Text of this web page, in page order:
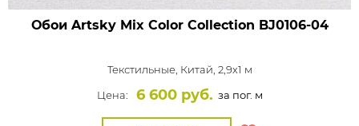
Обои Artsky Mix Color Collection BJ0106-04
Текстильные, Китай, 2,9x1 м
Цена:
6 600 руб. за пог. м